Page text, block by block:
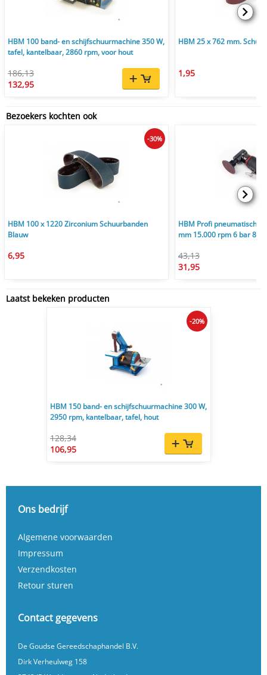
HBM 100 band- en schijfschuurmachine 350 W,
tafel, kantelbaar, 2860 rpm, voor hout
186,13
132,95
HBM 25 x 762 mm.
1,95
Bezoekers kochten ook
HBM 100 x 1220 Zirconium Schuurbanden
Blauw
6,95
-30%
HBM Profi pneumatische
mm 15.000 rpm 6 bar 85
43,13
31,95
Laatst bekeken producten
HBM 150 band- en schijfschuurmachine 300 W,
2950 rpm, kantelbaar, tafel, hout
128,34
106,95
-20%
Ons bedrijf
Algemene voorwaarden
Impressum
Verzendkosten
Retour sturen
Contact gegevens
De Goudse Gereedschaphandel B.V.
Dirk Verheulweg 158